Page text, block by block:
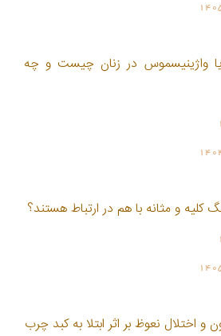
واژینیسموس در زنان چیست و چه
کلیه و مثانه با هم در ارتباط هستند؟
نعوظ بر اثر ابتلا به کبد چرب